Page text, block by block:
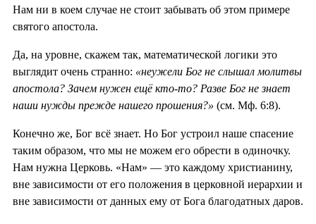
Нам ни в коем случае не стоит забывать об этом примере
святого апостола.
Да, на уровне, скажем так, математической логики это
выглядит очень странно: «неужели Бог не слышал молитвы
апостола? Зачем нужен ещё кто-то? Разве Бог не знает
наши нужды прежде нашего прошения?» (см. Мф. 6:8).
Конечно же, Бог всё знает. Но Бог устроил наше спасение
таким образом, что мы не можем его обрести в одиночку.
Нам нужна Церковь. «Нам» — это каждому христианину,
вне зависимости от его положения в церковной иерархии и
вне зависимости от данных ему от Бога благодатных даров.